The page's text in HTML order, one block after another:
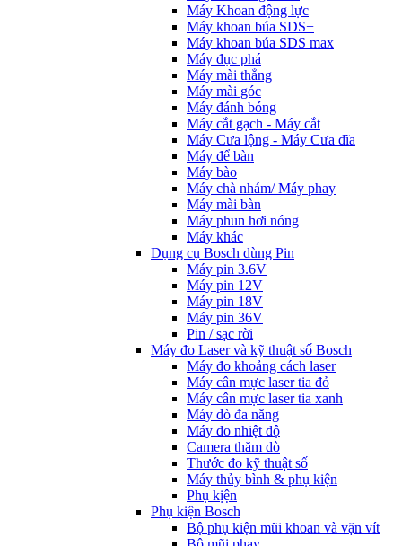
Máy Khoan động lực
Máy khoan búa SDS+
Máy khoan búa SDS max
Máy đục phá
Máy mài thẳng
Máy mài góc
Máy đánh bóng
Máy cắt gạch - Máy cắt
Máy Cưa lộng - Máy Cưa đĩa
Máy để bàn
Máy bào
Máy chà nhám/ Máy phay
Máy mài bàn
Máy phun hơi nóng
Máy khác
Dụng cụ Bosch dùng Pin
Máy pin 3.6V
Máy pin 12V
Máy pin 18V
Máy pin 36V
Pin / sạc rời
Máy đo Laser và kỹ thuật số Bosch
Máy đo khoảng cách laser
Máy cân mực laser tia đỏ
Máy cân mực laser tia xanh
Máy dò đa năng
Máy đo nhiệt độ
Camera thăm dò
Thước đo kỹ thuật số
Máy thủy bình & phụ kiện
Phụ kịện
Phụ kiện Bosch
Bộ phụ kiện mũi khoan và vặn vít